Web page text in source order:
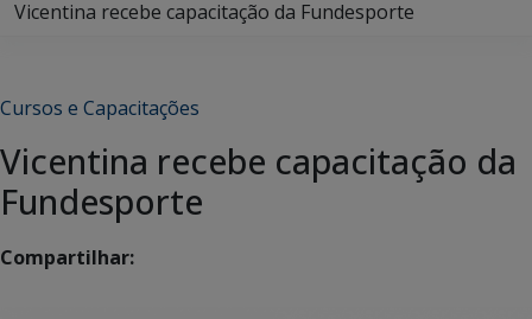
Vicentina recebe capacitação da Fundesporte
Cursos e Capacitações
Vicentina recebe capacitação da
Fundesporte
Compartilhar: